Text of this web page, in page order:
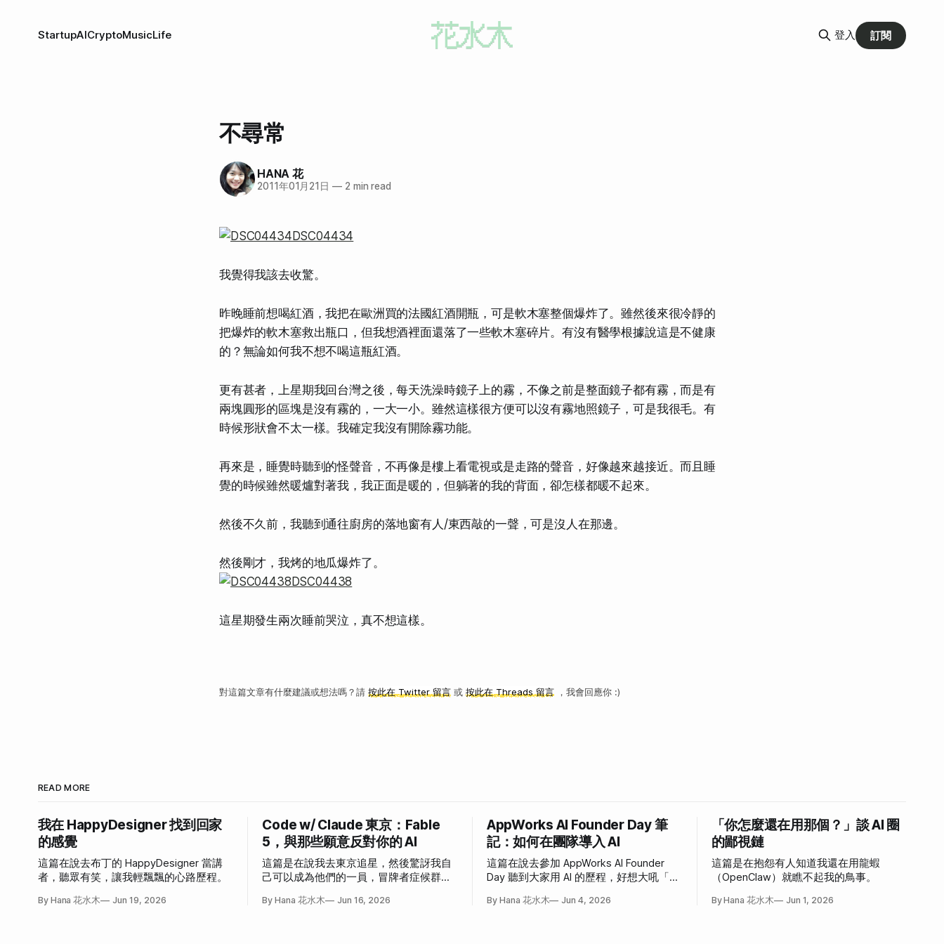
StartupAICryptoMusicLife 登入 訂閱
不尋常
HANA 花
2011年01月21日 —2 min read
我覺得我該去收驚。
昨晚睡前想喝紅酒，我把在歐洲買的法國紅酒開瓶，可是軟木塞整個爆炸了。雖然後來很冷靜的
把爆炸的軟木塞救出瓶口，但我想酒裡面還落了一些軟木塞碎片。有沒有醫學根據說這是不健康
的？無論如何我不想不喝這瓶紅酒。
更有甚者，上星期我回台灣之後，每天洗澡時鏡子上的霧，不像之前是整面鏡子都有霧，而是有
兩塊圓形的區塊是沒有霧的，一大一小。雖然這樣很方便可以沒有霧地照鏡子，可是我很毛。有
時候形狀會不太一樣。我確定我沒有開除霧功能。
再來是，睡覺時聽到的怪聲音，不再像是樓上看電視或是走路的聲音，好像越來越接近。而且睡
覺的時候雖然暖爐對著我，我正面是暖的，但躺著的我的背面，卻怎樣都暖不起來。
然後不久前，我聽到通往廚房的落地窗有人/東西敲的一聲，可是沒人在那邊。
然後剛才，我烤的地瓜爆炸了。
這星期發生兩次睡前哭泣，真不想這樣。
對這篇文章有什麼建議或想法嗎？請 按此在 Twitter 留言 或 按此在 Threads 留言 ，我會回應你 :)
READ MORE
我在 HappyDesigner 找到回家
的感覺
這篇在說去布丁的 HappyDesigner 當講
者，聽眾有笑，讓我輕飄飄的心路歷程。
By Hana 花水木 Jun 19, 2026
Code w/ Claude 東京：Fable
5，與那些願意反對你的 AI
這篇是在說我去東京追星，然後驚訝我自
己可以成為他們的一員，冒牌者症候群大
By Hana 花水木 Jun 16, 2026
AppWorks AI Founder Day 筆
記：如何在團隊導入 AI
這篇在說去參加 AppWorks AI Founder
Day 聽到大家用 AI 的歷程，好想大吼「我
By Hana 花水木 Jun 4, 2026
「你怎麼還在用那個？」談 AI 圈
的鄙視鏈
這篇是在抱怨有人知道我還在用龍蝦
（OpenClaw）就瞧不起我的鳥事。
By Hana 花水木 Jun 1, 2026